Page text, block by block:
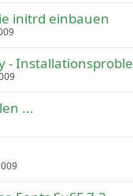
initrd einbauen
-
...